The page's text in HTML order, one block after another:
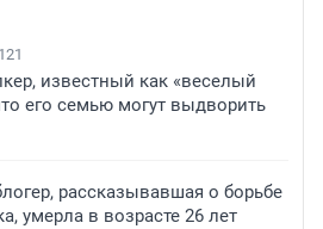
121
известный как «веселый
его семью могут выдворить
рассказывавшая о борьбе
умерла в возрасте 26 лет